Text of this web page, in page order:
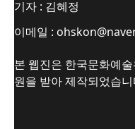
기자 : 김혜정
이메일 :
본 웹진은 한국문화예
원을 받아 제작되었습니